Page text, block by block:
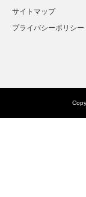
サイトマップ
プライバシーポリシー